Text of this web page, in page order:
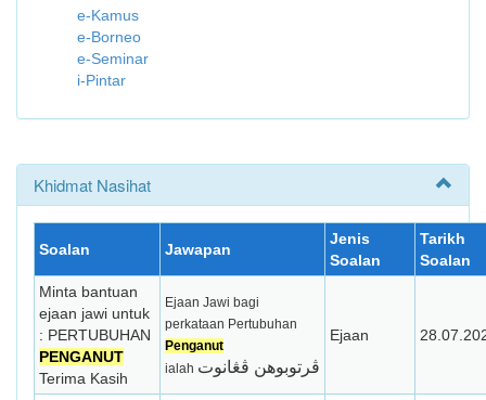
e-Kamus
e-Borneo
e-Seminar
i-Pintar
Khidmat Nasihat
Soalan Jawapan
Jenis
Soalan
Tarikh
Soalan
Minta bantuan
ejaan jawi untuk
: PERTUBUHAN
PENGANUT
Terima Kasih
Ejaan Jawi bagi
perkataan Pertubuhan
Penganut
ialah ڤرتوبوهن ڤڠانوت
Ejaan